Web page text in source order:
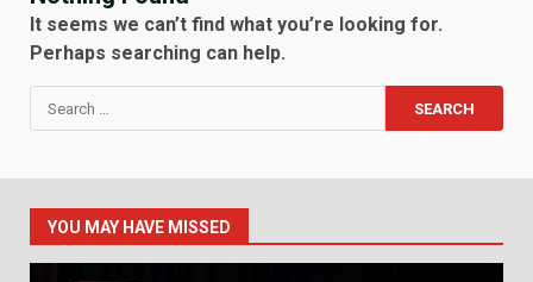
It seems we can’t find what you’re looking for.
Perhaps searching can help.
Search
for:
YOU MAY HAVE MISSED